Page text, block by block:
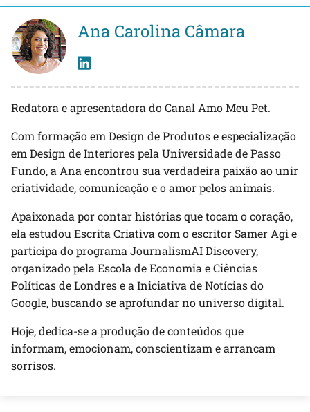
Ana Carolina Câmara
Redatora e apresentadora do Canal Amo Meu Pet.
Com formação em Design de Produtos e especialização
em Design de Interiores pela Universidade de Passo
Fundo, a Ana encontrou sua verdadeira paixão ao unir
criatividade, comunicação e o amor pelos animais.
Apaixonada por contar histórias que tocam o coração,
ela estudou Escrita Criativa com o escritor Samer Agi e
participa do programa JournalismAI Discovery,
organizado pela Escola de Economia e Ciências
Políticas de Londres e a Iniciativa de Notícias do
Google, buscando se aprofundar no universo digital.
Hoje, dedica-se a produção de conteúdos que
informam, emocionam, conscientizam e arrancam
sorrisos.